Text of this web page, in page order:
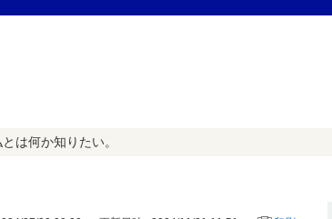
は何か知りたい。